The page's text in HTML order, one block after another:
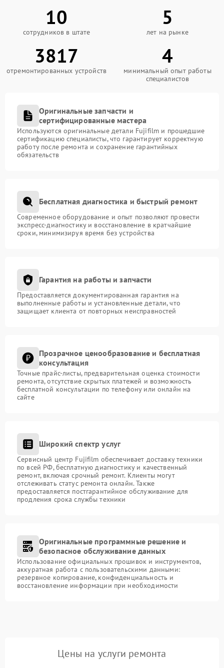
10
сотрудников в штате
5
лет на рынке
3817
отремонтированных устройств
4
минимальный опыт работы
специалистов
Оригинальные запчасти и
сертифицированные мастера
Используются оригинальные детали Fujifilm и прошедшие
сертификацию специалисты, что гарантирует корректную
работу после ремонта и сохранение гарантийных
обязательств
Бесплатная диагностика и быстрый ремонт
Современное оборудование и опыт позволяют провести
экспресс-диагностику и восстановление в кратчайшие
сроки, минимизируя время без устройства
Гарантия на работы и запчасти
Предоставляется документированная гарантия на
выполненные работы и установленные детали, что
защищает клиента от повторных неисправностей
Прозрачное ценообразование и бесплатная
консультация
Точные прайс-листы, предварительная оценка стоимости
ремонта, отсутствие скрытых платежей и возможность
бесплатной консультации по телефону или онлайн на
сайте
Широкий спектр услуг
Сервисный центр Fujifilm обеспечивает доставку техники
по всей РФ, бесплатную диагностику и качественный
ремонт, включая срочный ремонт. Клиенты могут
отслеживать статус ремонта онлайн. Также
предоставляется постгарантийное обслуживание для
продления срока службы техники
Оригинальные программные решение и
безопасное обслуживание данных
Использование официальных прошивок и инструментов,
аккуратная работа с пользовательскими данными:
резервное копирование, конфиденциальность и
восстановление информации при необходимости
Цены на услуги ремонта